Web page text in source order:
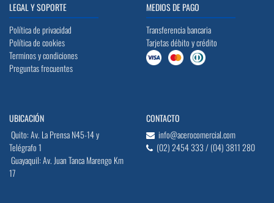
LEGAL Y SOPORTE
Política de privacidad
Política de cookies
Terminos y condiciones
Preguntas frecuentes
MEDIOS DE PAGO
Transferencia bancaria
Tarjetas débito y crédito
UBICACIÓN
Quito: Av. La Prensa N45-14 y
Telégrafo 1
Guayaquil: Av. Juan Tanca Marengo Km
17
CONTACTO
info@acerocomercial.com
(02) 2454 333 / (04) 3811 280